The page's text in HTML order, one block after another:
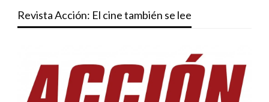
Revista Acción: El cine también se lee